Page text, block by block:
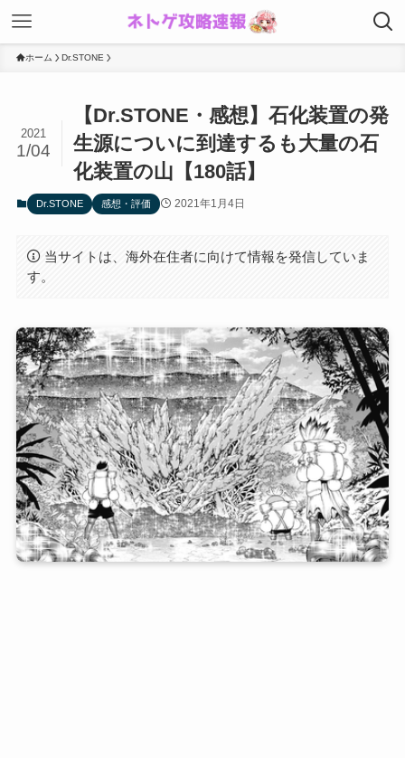
ホーム Dr.STONE
【Dr.STONE・感想】石化装置の発
生源についに到達するも大量の石
化装置の山【180話】
2021
1/04
Dr.STONE 感想・評価 2021年1月4日
当サイトは、海外在住者に向けて情報を発信していま
す。